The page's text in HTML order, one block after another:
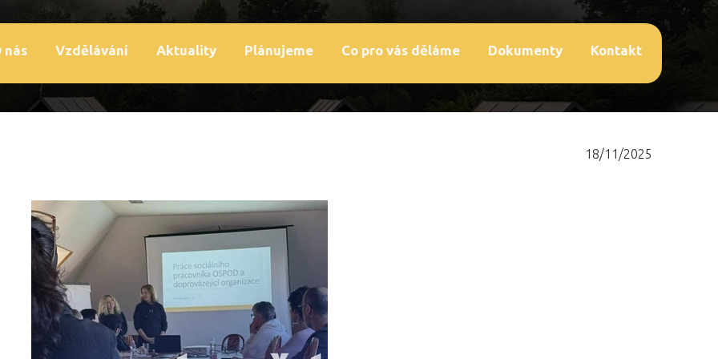
18/11/2025
nás Vzdělávání Aktuality Plánujeme Co pro vás děláme Dokumenty Kontakt